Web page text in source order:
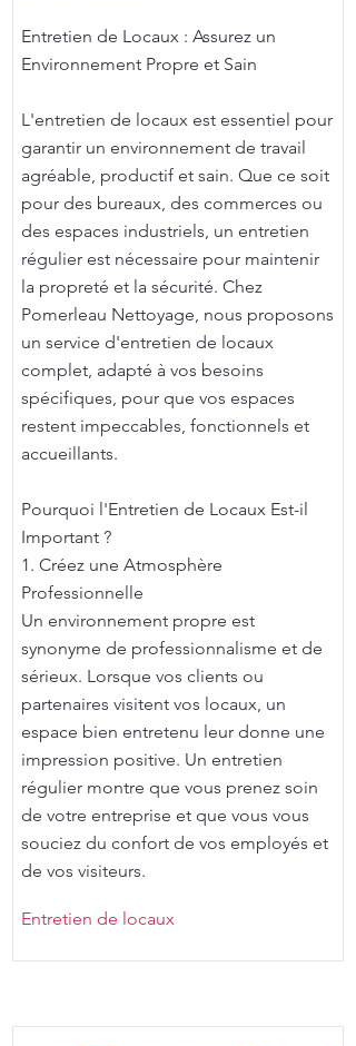
Entretien de Locaux : Assurez un
Environnement Propre et Sain
L'entretien de locaux est essentiel pour
garantir un environnement de travail
agréable, productif et sain. Que ce soit
pour des bureaux, des commerces ou
des espaces industriels, un entretien
régulier est nécessaire pour maintenir
la propreté et la sécurité. Chez
Pomerleau Nettoyage, nous proposons
un service d'entretien de locaux
complet, adapté à vos besoins
spécifiques, pour que vos espaces
restent impeccables, fonctionnels et
accueillants.
Pourquoi l'Entretien de Locaux Est-il
Important ?
1. Créez une Atmosphère
Professionnelle
Un environnement propre est
synonyme de professionnalisme et de
sérieux. Lorsque vos clients ou
partenaires visitent vos locaux, un
espace bien entretenu leur donne une
impression positive. Un entretien
régulier montre que vous prenez soin
de votre entreprise et que vous vous
souciez du confort de vos employés et
de vos visiteurs.
Entretien de locaux